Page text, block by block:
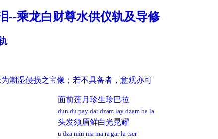
--乘龙白财尊水供仪轨及导修
潮湿侵损之宝像；若不具备者，意观亦可
面前莲月珍生珍巴拉
dun du pay dar dzam lay dzam ba la
头发须眉鲜白光晃耀
u dza min ma ma ra gar la tser